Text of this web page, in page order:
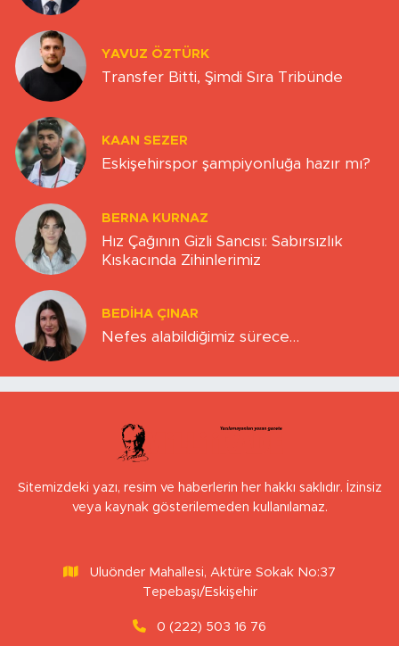
YAVUZ ÖZTÜRK
Transfer Bitti, Şimdi Sıra Tribünde
KAAN SEZER
Eskişehirspor şampiyonluğa hazır mı?
BERNA KURNAZ
Hız Çağının Gizli Sancısı: Sabırsızlık
Kıskacında Zihinlerimiz
BEDIHA ÇINAR
Nefes alabildiğimiz sürece…
Sitemizdeki yazı, resim ve haberlerin her hakkı saklıdır. İzinsiz
veya kaynak gösterilemeden kullanılamaz.
Uluönder Mahallesi, Aktüre Sokak No:37
Tepebaşı/Eskişehir
0 (222) 503 16 76